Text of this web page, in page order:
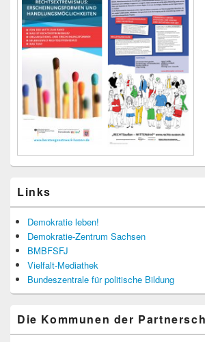
Links
Demokratie leben!
Demokratie-Zentrum Sachsen
BMBFSFJ
Vielfalt-Mediathek
Bundeszentrale für politische Bildung
Die Kommunen der